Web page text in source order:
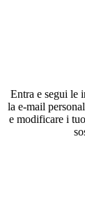
Entra e segui le
la e-mail
e modificare i